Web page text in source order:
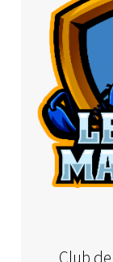
Club